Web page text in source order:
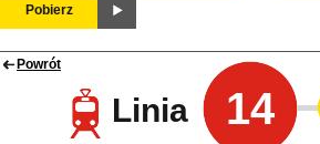
Pobierz
Powrót
Linia 14